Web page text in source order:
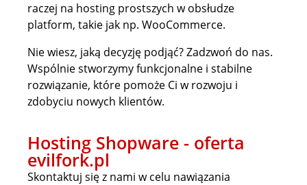
raczej na hosting prostszych w obsłudze
platform, takie jak np. WooCommerce.
Nie wiesz, jaką decyzję podjąć? Zadzwoń do nas.
Wspólnie stworzymy funkcjonalne i stabilne
rozwiązanie, które pomoże Ci w rozwoju i
zdobyciu nowych klientów.
Hosting Shopware - oferta
evilfork.pl
Skontaktuj się z nami w celu nawiązania